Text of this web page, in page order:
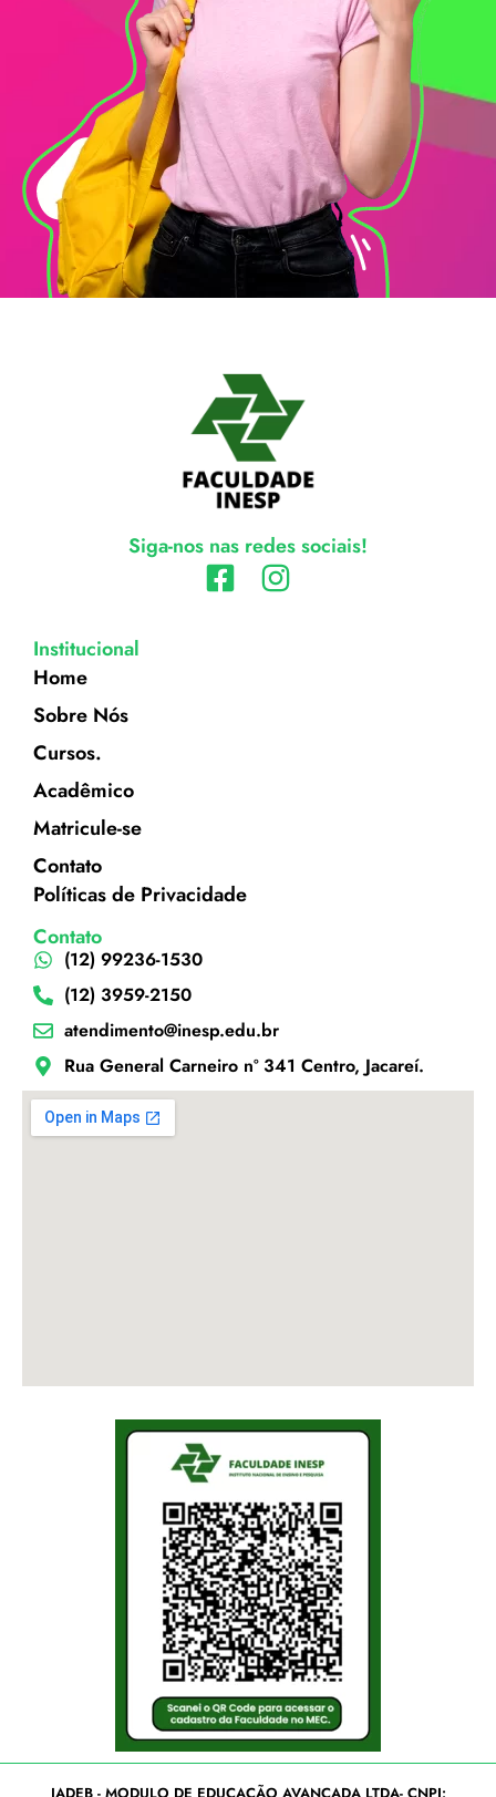
Siga-nos nas redes sociais!
Institucional
Home
Sobre Nós
Cursos.
Acadêmico
Matricule-se
Contato
Políticas de Privacidade
Contato
(12) 99236-1530
(12) 3959-2150
atendimento@inesp.edu.br
Rua General Carneiro nº 341 Centro, Jacareí.
IADEB - MODULO DE EDUCAÇÃO AVANCADA LTDA- CNPJ: